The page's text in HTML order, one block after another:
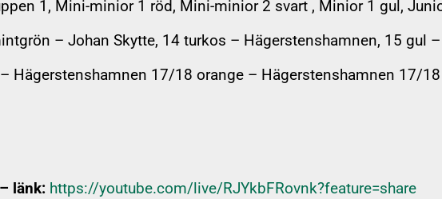
1, Mini-minior 1 röd, Mini-minior 2 svart , Minior 1 gul,
– Johan Skytte, 14 turkos – Hägerstenshamnen, 15 gul
Hägerstenshamnen 17/18 orange – Hägerstenshamnen 17/
länk: https://youtube.com/live/RJYkbFRovnk?feature=share